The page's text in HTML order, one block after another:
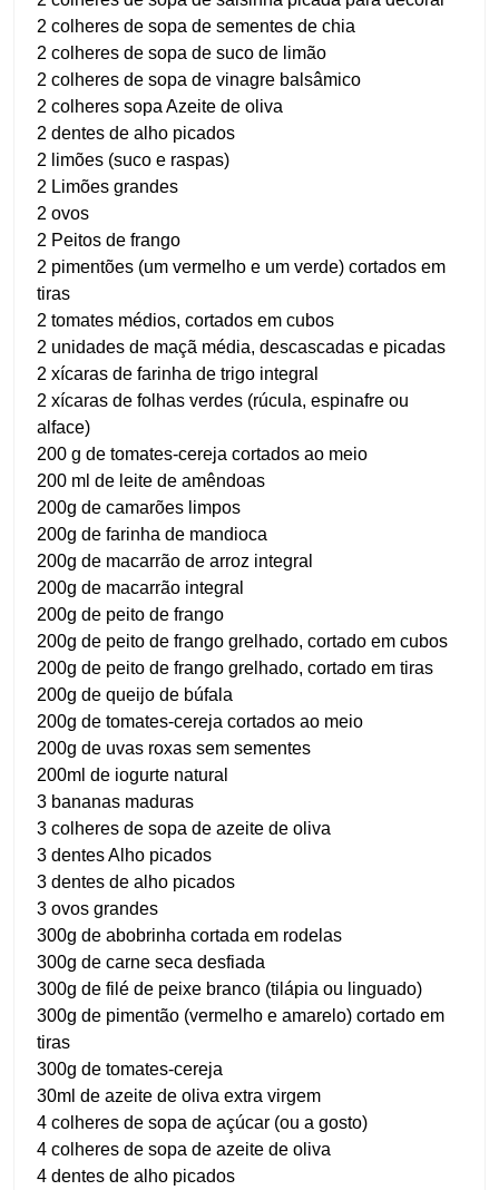
2 colheres de sopa de sementes de chia
2 colheres de sopa de suco de limão
2 colheres de sopa de vinagre balsâmico
2 colheres sopa Azeite de oliva
2 dentes de alho picados
2 limões (suco e raspas)
2 Limões grandes
2 ovos
2 Peitos de frango
2 pimentões (um vermelho e um verde) cortados em
tiras
2 tomates médios, cortados em cubos
2 unidades de maçã média, descascadas e picadas
2 xícaras de farinha de trigo integral
2 xícaras de folhas verdes (rúcula, espinafre ou
alface)
200 g de tomates-cereja cortados ao meio
200 ml de leite de amêndoas
200g de camarões limpos
200g de farinha de mandioca
200g de macarrão de arroz integral
200g de macarrão integral
200g de peito de frango
200g de peito de frango grelhado, cortado em cubos
200g de peito de frango grelhado, cortado em tiras
200g de queijo de búfala
200g de tomates-cereja cortados ao meio
200g de uvas roxas sem sementes
200ml de iogurte natural
3 bananas maduras
3 colheres de sopa de azeite de oliva
3 dentes Alho picados
3 dentes de alho picados
3 ovos grandes
300g de abobrinha cortada em rodelas
300g de carne seca desfiada
300g de filé de peixe branco (tilápia ou linguado)
300g de pimentão (vermelho e amarelo) cortado em
tiras
300g de tomates-cereja
30ml de azeite de oliva extra virgem
4 colheres de sopa de açúcar (ou a gosto)
4 colheres de sopa de azeite de oliva
4 dentes de alho picados